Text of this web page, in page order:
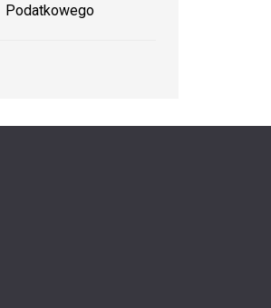
Podatkowego